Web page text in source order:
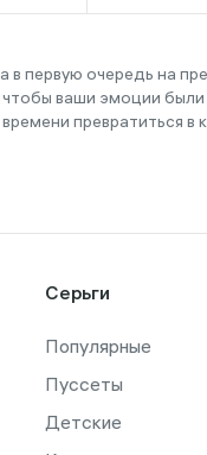
в первую очередь на
ваши эмоции
превратиться в
Серьги
Популярные
Пуссеты
Детские